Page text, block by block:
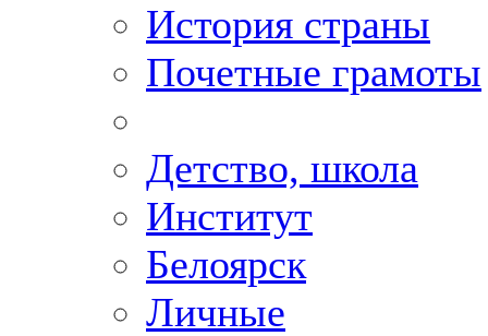
История страны
Почетные грамоты
Детство, школа
Институт
Белоярск
Личные